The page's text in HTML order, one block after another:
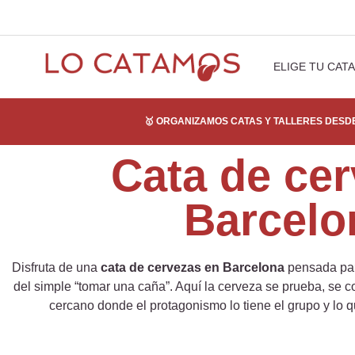
ELIGE TU
🥇 ORGANIZAMOS CATAS Y TALLERES
Cata de
Disfruta de una cata de cervezas en Barcelona pensada
del simple “tomar una caña”. Aquí la cerveza se prueba, se
cercano donde el protagonismo lo tiene el grupo y lo